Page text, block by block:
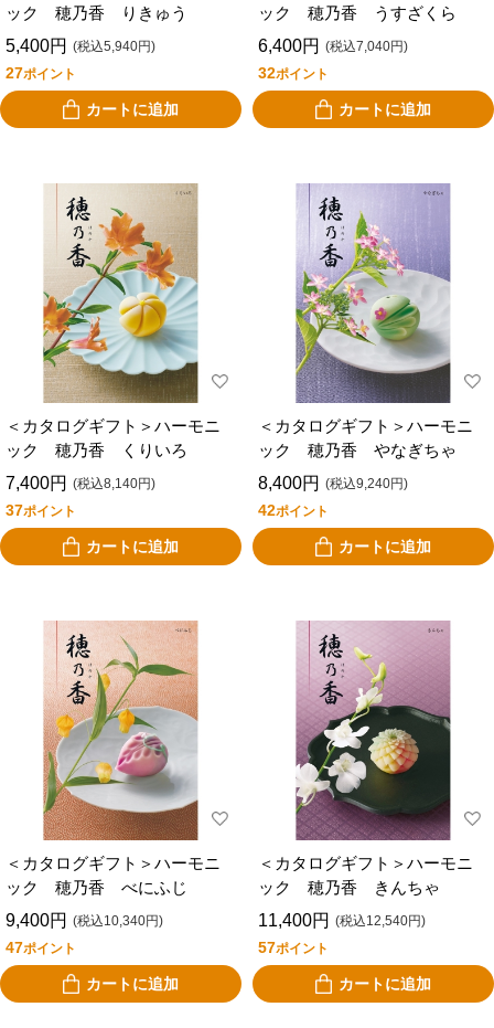
ック 穂乃香 りきゅう
5,400円 (税込5,940円)
27ポイント
カートに追加
ック 穂乃香 うすざくら
6,400円 (税込7,040円)
32ポイント
カートに追加
＜カタログギフト＞ハーモニ
ック 穂乃香 くりいろ
7,400円 (税込8,140円)
37ポイント
カートに追加
＜カタログギフト＞ハーモニ
ック 穂乃香 やなぎちゃ
8,400円 (税込9,240円)
42ポイント
カートに追加
＜カタログギフト＞ハーモニ
ック 穂乃香 べにふじ
9,400円 (税込10,340円)
47ポイント
カートに追加
＜カタログギフト＞ハーモニ
ック 穂乃香 きんちゃ
11,400円 (税込12,540円)
57ポイント
カートに追加